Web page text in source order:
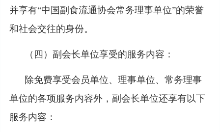
并享有“中国副食流通协会常务理事单位”的荣誉
和社会交往的身份。
（四）副会长单位享受的服务内容：
除免费享受会员单位、理事单位、常务理事
单位的各项服务内容外，副会长单位还享有以下
服务内容：